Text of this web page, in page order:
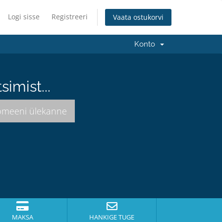
Logi sisse Registreeri Vaata ostukorvi
Konto
MAKSA HANKIGE TUGE